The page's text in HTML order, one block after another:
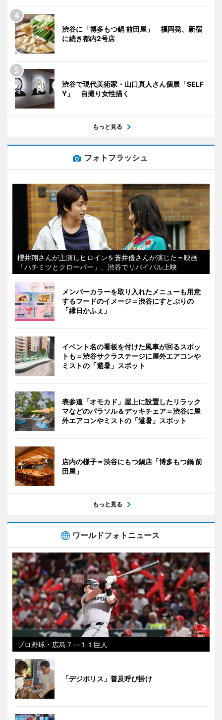
渋谷に「博多もつ鍋 前田屋」 福岡発、新宿
に続き都内2号店
渋谷で現代美術家・山口真人さん個展「SELF
Y」 自撮り女性描く
もっと見る
フォトフラッシュ
櫻井翔さんが主演しヒロインを蒼井優さんが演じた＝映画
「ハチミツとクローバー」、渋谷でリバイバル上映
メンバーカラーを取り入れたメニューも用意
するフードのイメージ＝渋谷にすとぷりの
「縁日かふぇ」
イベント名の看板を付けた風車が回るスポッ
トも＝渋谷サクラステージに屋外エアコンや
ミストの「避暑」スポット
表参道「オモカド」屋上に設置したリラック
マなどのパラソル＆デッキチェア＝渋谷に屋
外エアコンやミストの「避暑」スポット
店内の様子＝渋谷にもつ鍋店「博多もつ鍋 前
田屋」
もっと見る
ワールドフォトニュース
プロ野球・広島７―１１巨人
「デジポリス」普及呼び掛け